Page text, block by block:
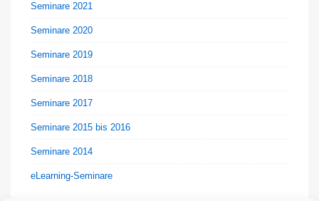
Seminare 2021
Seminare 2020
Seminare 2019
Seminare 2018
Seminare 2017
Seminare 2015 bis 2016
Seminare 2014
eLearning-Seminare